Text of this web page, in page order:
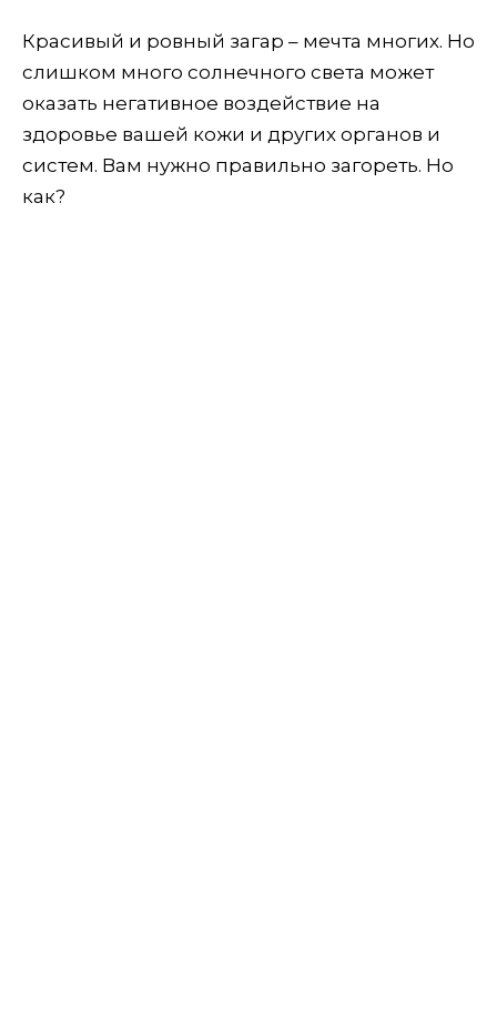
Красивый и ровный загар – мечта многих. Но
слишком много солнечного света может
оказать негативное воздействие на
здоровье вашей кожи и других органов и
систем. Вам нужно правильно загореть. Но
как?